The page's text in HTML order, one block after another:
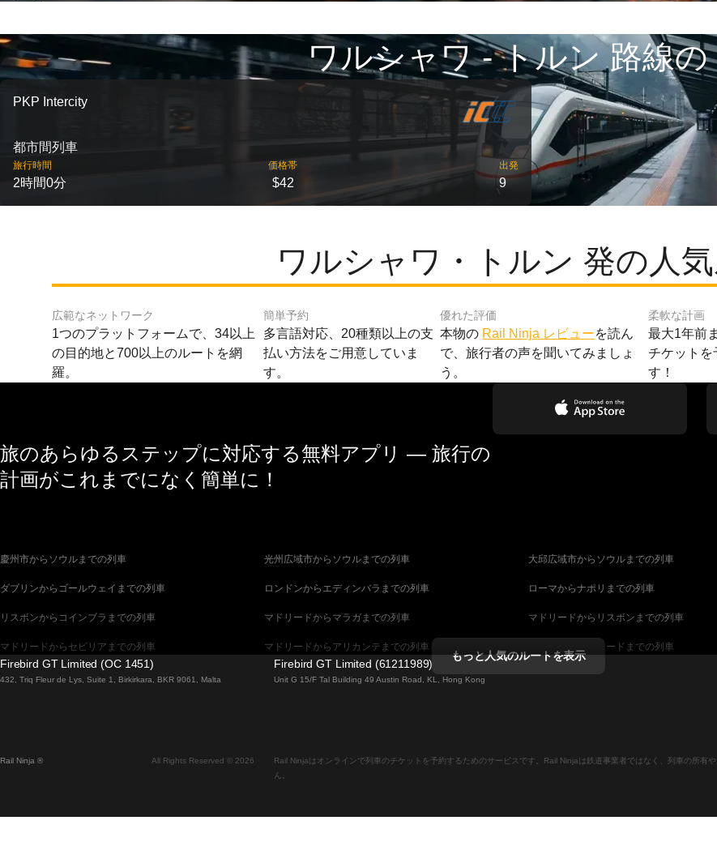
ワルシャワ - トルン 路線の
PKP Intercity
都市間列車
旅行時間
2時間0分
価格帯
$42
出発
9
ワルシャワ・トルン 発の人気
広範なネットワーク
1つのプラットフォームで、34以上
の目的地と700以上のルートを網
羅。
簡単予約
多言語対応、20種類以上の支
払い方法をご用意していま
す。
優れた評価
本物の Rail Ninja レビューを読ん
で、旅行者の声を聞いてみましょ
う。
柔軟な計画
最大1年前
チケットを
す！
旅のあらゆるステップに対応する無料アプリ — 旅行の
計画がこれまでになく簡単に！
慶州市からソウルまでの列車 光州広域市からソウルまでの列車 大邱広域市からソウルまでの列車
ダブリンからゴールウェイまでの列車 ロンドンからエディンバラまでの列車 ローマからナポリまでの列車
リスボンからコインブラまでの列車 マドリードからマラガまでの列車 マドリードからリスボンまでの列車
マドリードからセビリアまでの列車 マドリードからアリカンテまでの列車 マラガからマドリードまでの列車
バルセロナからセビリアまでの列車 バルセロナからマラガまでの列車
エディンバラからロンドンまでの列車 ザルツブルクからウィーンまでの列車 キャンベラからシドニーまでの列車
もっと人気のルートを表示
Firebird GT Limited (OC 1451)
432, Triq Fleur de Lys, Suite 1, Birkirkara, BKR 9061, Malta
Firebird GT Limited (61211989)
Unit G 15/F Tal Building 49 Austin Road, KL, Hong Kong
Rail Ninja ® All Rights Reserved © 2026
Rail Ninjaはオンラインで列車のチケットを予約するためのサービスです。Rail Ninjaは鉄道事業者ではなく、列車の所有
ん。